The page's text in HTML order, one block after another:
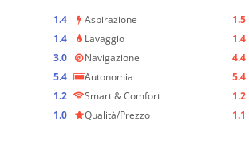
1.4
1.4
3.0
5.4
1.2
1.0
Aspirazione
1.5
Lavaggio
1.4
Navigazione
4.4
Autonomia
5.4
Smart & Comfort
1.2
Qualità/Prezzo
1.1